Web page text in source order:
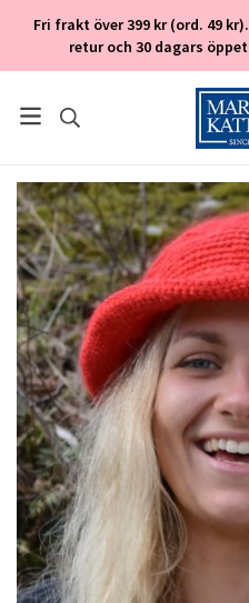
Fri frakt över 399 kr (ord. 49
retur och 30 dagars